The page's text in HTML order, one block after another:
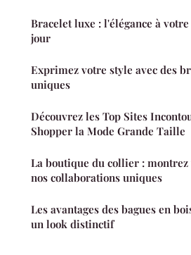
Bracelet luxe : l'élégance à
jour
Exprimez votre style avec des
uniques
Découvrez les Top Sites
Shopper la Mode Grande Taille
La boutique du collier : montrez
nos collaborations uniques
Les avantages des bagues en
un look distinctif